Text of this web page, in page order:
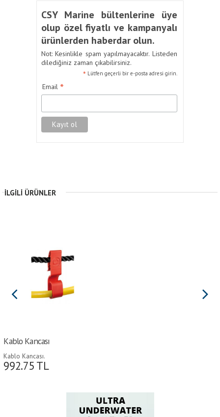
CSY Marine bültenlerine üye
olup özel fiyatlı ve kampanyalı
ürünlerden haberdar olun.
Not: Kesinlikle spam yapılmayacaktır. Listeden
dilediğiniz zaman çıkabilirsiniz.
* Lütfen geçerli bir e-posta adresi girin.
Email *
İLGILI ÜRÜNLER
Kablo Kancası
Kablo Kancası.
Tasarım, demirleme hattına hızlı bir şekilde
bağlanmasını sağlar. Çok sağlam, UV ve deniz
992.75 TL